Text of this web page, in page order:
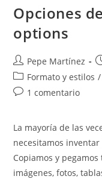
Opciones
options
Autor
de
la
entrada:
Pepe Martínez
Categoría
de
Formato y estilos /
Comentarios
entrada:
1 comentario
La mayoría de las
necesitamos
Copiamos y
imágenes, fotos,